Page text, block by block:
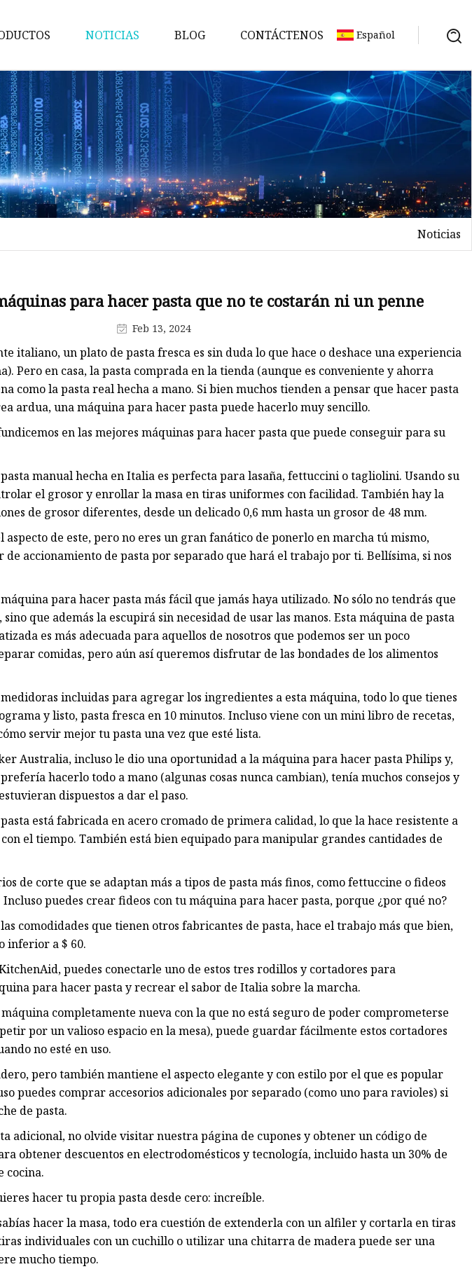
Maquina de pruebas
Máquina de embalaje
de cortar
bronceadora
transportadora
Máquina de libros para niños
troqueladora de libros
cortadora de materiales
NOTICIAS BLOG CONTÁCTENOS Español
Noticias
para hacer pasta que no te costarán ni un penne
Feb 13, 2024
italiano, un plato de pasta fresca es sin duda lo que hace o deshace una experiencia
Pero en casa, la pasta comprada en la tienda (aunque es conveniente y ahorra
como la pasta real hecha a mano. Si bien muchos tienden a pensar que hacer pasta
ardua, una máquina para hacer pasta puede hacerlo muy sencillo.
en las mejores máquinas para hacer pasta que puede conseguir para su
manual hecha en Italia es perfecta para lasaña, fettuccini o tagliolini. Usando su
el grosor y enrollar la masa en tiras uniformes con facilidad. También hay la
de grosor diferentes, desde un delicado 0,6 mm hasta un grosor de 48 mm.
aspecto de este, pero no eres un gran fanático de ponerlo en marcha tú mismo,
accionamiento de pasta por separado que hará el trabajo por ti. Bellísima, si nos
para hacer pasta más fácil que jamás haya utilizado. No sólo no tendrás que
que además la escupirá sin necesidad de usar las manos. Esta máquina de pasta
es más adecuada para aquellos de nosotros que podemos ser un poco
comidas, pero aún así queremos disfrutar de las bondades de los alimentos
medidoras incluidas para agregar los ingredientes a esta máquina, todo lo que tienes
y listo, pasta fresca en 10 minutos. Incluso viene con un mini libro de recetas,
servir mejor tu pasta una vez que esté lista.
Australia, incluso le dio una oportunidad a la máquina para hacer pasta Philips y,
hacerlo todo a mano (algunas cosas nunca cambian), tenía muchos consejos y
dispuestos a dar el paso.
está fabricada en acero cromado de primera calidad, lo que la hace resistente a
el tiempo. También está bien equipado para manipular grandes cantidades de
de corte que se adaptan más a tipos de pasta más finos, como fettuccine o fideos
puedes crear fideos con tu máquina para hacer pasta, porque ¿por qué no?
comodidades que tienen otros fabricantes de pasta, hace el trabajo más que bien,
inferior a $ 60.
puedes conectarle uno de estos tres rodillos y cortadores para
para hacer pasta y recrear el sabor de Italia sobre la marcha.
completamente nueva con la que no está seguro de poder comprometerse
por un valioso espacio en la mesa), puede guardar fácilmente estos cortadores
no esté en uso.
pero también mantiene el aspecto elegante y con estilo por el que es popular
puedes comprar accesorios adicionales por separado (como uno para ravioles) si
de pasta.
adicional, no olvide visitar nuestra página de cupones y obtener un código de
obtener descuentos en electrodomésticos y tecnología, incluido hasta un 30% de
cocina.
hacer tu propia pasta desde cero: increíble.
hacer la masa, todo era cuestión de extenderla con un alfiler y cortarla en tiras
individuales con un cuchillo o utilizar una chitarra de madera puede ser una
mucho tiempo.